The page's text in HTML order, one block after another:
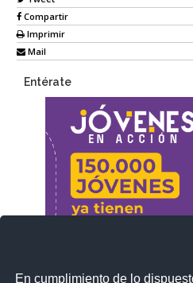
En cumplimiento de lo
Compartir
Imprimir
Mail
Entérate